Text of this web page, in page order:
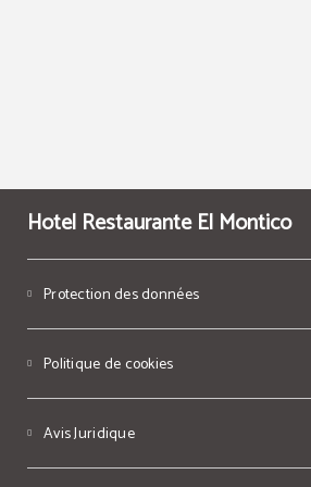
Hotel Restaurante El Montico
Protection des données
Politique de cookies
Avis Juridique